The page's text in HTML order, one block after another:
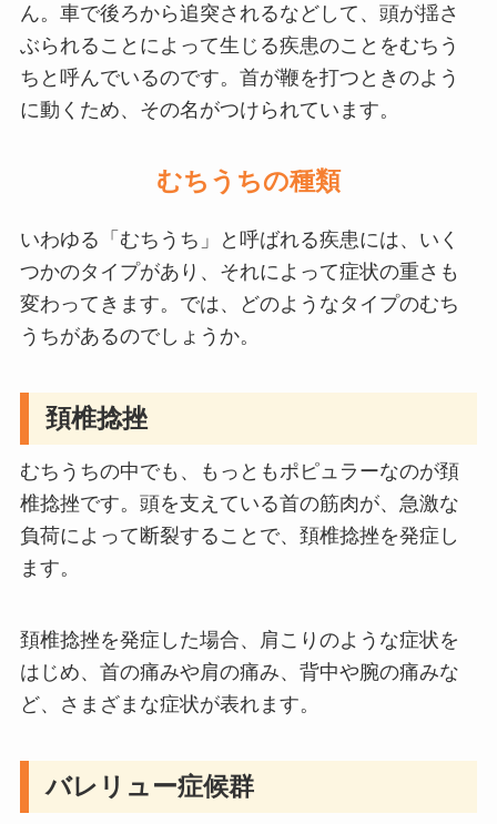
ん。車で後ろから追突されるなどして、頭が揺さ
ぶられることによって生じる疾患のことをむちう
ちと呼んでいるのです。首が鞭を打つときのよう
に動くため、その名がつけられています。
むちうちの種類
いわゆる「むちうち」と呼ばれる疾患には、いく
つかのタイプがあり、それによって症状の重さも
変わってきます。では、どのようなタイプのむち
うちがあるのでしょうか。
頚椎捻挫
むちうちの中でも、もっともポピュラーなのが頚
椎捻挫です。頭を支えている首の筋肉が、急激な
負荷によって断裂することで、頚椎捻挫を発症し
ます。
頚椎捻挫を発症した場合、肩こりのような症状を
はじめ、首の痛みや肩の痛み、背中や腕の痛みな
ど、さまざまな症状が表れます。
バレリュー症候群